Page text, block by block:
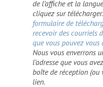
de l’affiche et la
cliquez sur
formulaire de
recevoir des courriels
que vous pouvez
Nous vous enverrons
l’adresse que vous
boîte de réception (ou
lien.